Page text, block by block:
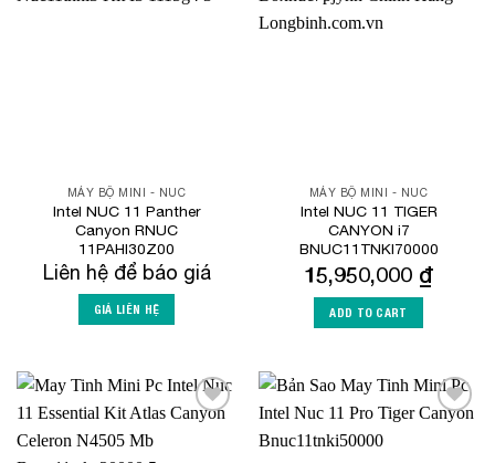
Add to
MÁY BỘ MINI - NUC
Intel NUC 11 Panther
Canyon RNUC
11PAHI30Z00
Liên hệ để báo giá
GIÁ LIÊN HỆ
Add to
MÁY BỘ MINI - NUC
Intel NUC 11 TIGER
CANYON i7
BNUC11TNKI70000
15,950,000 ₫
ADD TO CART
Add to
Add to